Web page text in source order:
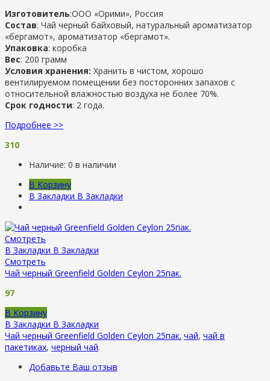
Изготовитель:ООО «Орими», Россия
Состав: Чай черный байховый, натуральный ароматизатор
«бергамот», ароматизатор «бергамот».
Упаковка: коробка
Вес: 200 грамм
Условия хранения: Хранить в чистом, хорошо
вентилируемом помещении без посторонних запахов с
относительной влажностью воздуха не более 70%.
Срок годности: 2 года.
Подробнее >>
310
Наличие: 0 в наличии
В Корзину
В Закладки В Закладки
Смотреть
В Закладки В Закладки
Смотреть
Чай черный Greenfield Golden Ceylon 25пак.
97
В Корзину
В Закладки В Закладки
Чай черный Greenfield Golden Ceylon 25пак. чай, чай в
пакетиках, черный чай.
Добавьте Ваш отзыв